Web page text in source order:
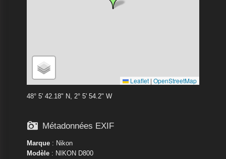
Leaflet | OpenStreetMap
48° 5' 42.18" N, 2° 5' 54.2" W
 Métadonnées EXIF
Marque: Nikon
Modèle: NIKON D800